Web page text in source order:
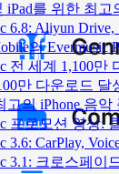
iPad를 위한 최
6.8: Aliyun
의
전 세계 1,100만
만 다운로드 달
고의 iPhone 음악
프로모션 영상:
3.6: CarPlay,
3.1: 크로스페이